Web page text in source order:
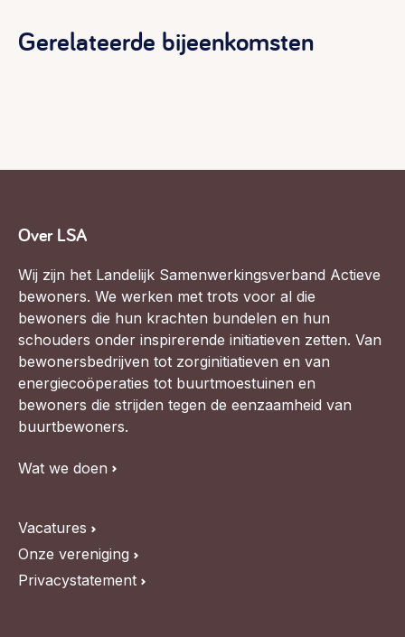
Gerelateerde bijeenkomsten
Over LSA
Wij zijn het Landelijk Samenwerkingsverband Actieve
bewoners. We werken met trots voor al die
bewoners die hun krachten bundelen en hun
schouders onder inspirerende initiatieven zetten. Van
bewonersbedrijven tot zorginitiatieven en van
energiecoöperaties tot buurtmoestuinen en
bewoners die strijden tegen de eenzaamheid van
buurtbewoners.
Wat we doen
Vacatures
Onze vereniging
Privacystatement